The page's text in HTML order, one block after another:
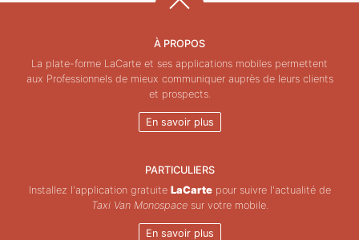
À PROPOS
La plate-forme LaCarte et ses applications mobiles permettent
aux Professionnels de mieux communiquer auprès de leurs clients
et prospects.
En savoir plus
PARTICULIERS
Installez l'application gratuite LaCartepour suivre l'actualité de
Taxi Van Monospacesur votre mobile.
En savoir plus